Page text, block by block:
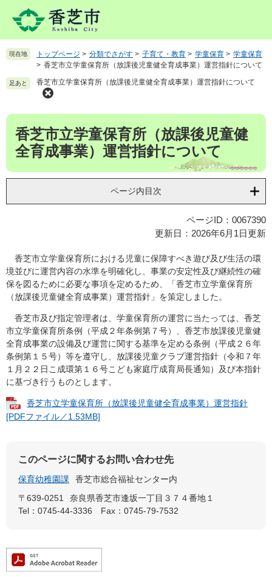
先を
本
現在地 トップページ > 分類でさがす > 子育て・教育 > 学童保育 > 学童保育
> 香芝市立学童保育所（放課後児童健全育成事業）運営指針について
足あと 香芝市立学童保育所（放課後児童健全育成事業）運営指針について
本
香芝市立学童保育所（放課後児童健
全育成事業）運営指針について
ページ内目次
ページID：0067390
更新日：2026年6月1日更新
香芝市立学童保育所における児童に保障すべき遊び及び生活の環
境並びに運営内容の水準を明確化し、事業の安定性及び継続性の確
保を図るために必要な事項を定めるため、「香芝市立学童保育所
（放課後児童健全育成事業）運営指針」を策定しました。
香芝市及び指定管理者は、学童保育所の運営に当たっては、香芝
市立学童保育所条例（平成２年条例第７号）、香芝市放課後児童健
全育成事業の設備及び運営に関する基準を定める条例（平成２６年
条例第１５号）等を遵守し、放課後児童クラブ運営指針（令和７年
１月２２日こ成環第１６号こども家庭庁成育局長通知）及び本指針
に基づき行うものとします。
香芝市立学童保育所（放課後児童健全育成事業）運営指針
[PDFファイル／1.53MB]
このページに関するお問い合わせ先
保育幼稚園課
香芝市総合福祉センター内
〒639-0251
奈良県香芝市逢坂一丁目３７４番地１
Tel：0745-44-3336
Fax：0745-79-7532